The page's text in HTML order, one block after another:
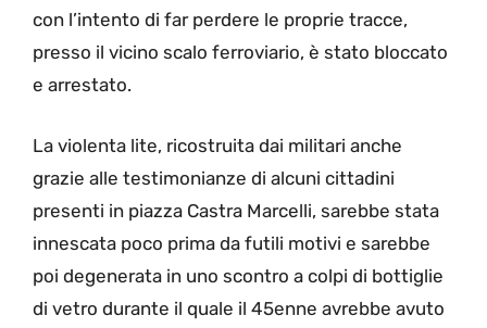
con l’intento di far perdere le proprie tracce,
presso il vicino scalo ferroviario, è stato bloccato
e arrestato.
La violenta lite, ricostruita dai militari anche
grazie alle testimonianze di alcuni cittadini
presenti in piazza Castra Marcelli, sarebbe stata
innescata poco prima da futili motivi e sarebbe
poi degenerata in uno scontro a colpi di bottiglie
di vetro durante il quale il 45enne avrebbe avuto